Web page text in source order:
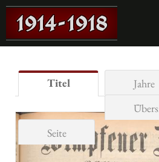
Titel
Jahre
Seite